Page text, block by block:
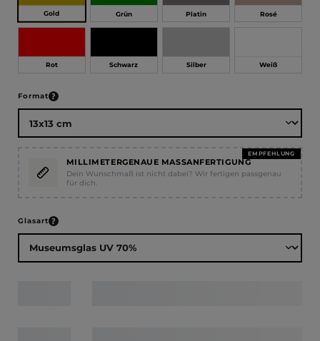
Gold Grün Platin Rosé
Rot Schwarz Silber Weiß
Formatauswählen
EMPFEHLUNG
MILLIMETERGENAUE MASSANFERTIGUNG
Dein Wunschmaß ist nicht dabei? Wir fertigen passgenau
für dich.
Glasartauswählen